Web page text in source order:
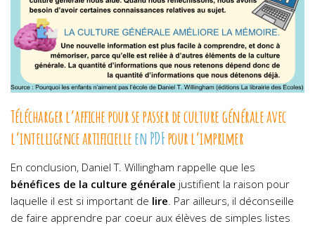
Télécharger l’affiche pour se passer de culture générale avec
l’intelligence artificielleen PDFpour l’imprimer
En conclusion, Daniel T. Willingham rappelle que les
bénéfices de la culture générale justifient la raison pour
laquelle il est si important de lire . Par ailleurs, il déconseille
de faire apprendre par coeur aux élèves de simples listes